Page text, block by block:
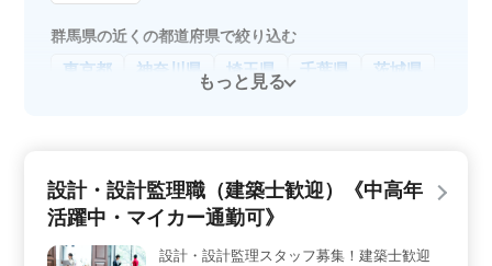
群馬県の近くの都道府県で絞り込む
東京都 神奈川県 埼玉県 千葉県 茨城県
もっと見る
設計・設計監理職（建築士歓迎）《中高年
活躍中・マイカー通勤可》
設計・設計監理スタッフ募集！建築士歓迎